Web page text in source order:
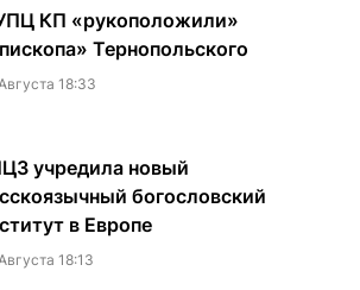
КП «рукоположили»
Тернопольского
18:33
учредила новый
богословский
в Европе
18:13